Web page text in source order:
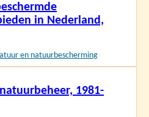
in Nederland,
en natuurbescherming
1981-